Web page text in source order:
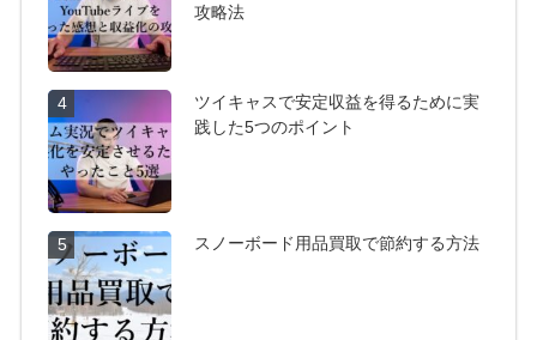
攻略法
4
ツイキャスで安定収益を得るために実
践した5つのポイント
5 スノーボード用品買取で節約する方法